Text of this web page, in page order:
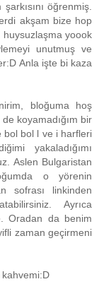
öğrenmiş.
akşam bize hop
huysuzlaşma yoook
unutmuş ve
Anla işte bi kaza
bloğuma hoş
koyamadığım bir
bol bol l ve i harfleri
yakaladığımı
Aslen Bulgaristan
o yörenin
sofrası linkinden
Ayrıca
Oradan da benim
zaman geçirmeni